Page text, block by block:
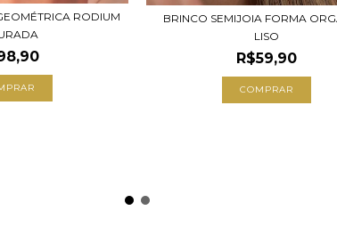
RODIUM
BRINCO SEMIJOIA FORMA
LISO
R$59,90
COMPRAR